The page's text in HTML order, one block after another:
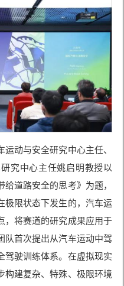
动与安全研究中心主任、
究中心主任姚启明教授以
给道路安全的思考》为题，
极限状态下发生的，汽车运
，将赛道的研究成果应用于
队首次提出从汽车运动中驾
驾驶训练体系。在虚拟现实
构建复杂、特殊、极限环境